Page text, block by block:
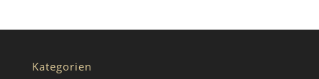
Kategorien